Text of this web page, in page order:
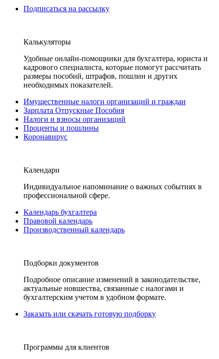
Подписаться на рассылку
Калькуляторы
Удобные онлайн-помощники для бухгалтера, юриста и
кадрового специалиста, которые помогут рассчитать
размеры пособий, штрафов, пошлин и других
необходимых показателей.
Имущественные налоги организаций и граждан
Зарплата Отпускные Пособия
Налоги и взносы организаций
Проценты и пошлины
Коронавирус
Календари
Индивидуальное напоминание о важных событиях в
профессиональной сфере.
Календарь бухгалтера
Правовой календарь
Производственный календарь
Подборки документов
Подробное описание изменений в законодательстве,
актуальные новшества, связанные с налогами и
бухгалтерским учетом в удобном формате.
Заказать или скачать готовую подборку
Программы для клиентов